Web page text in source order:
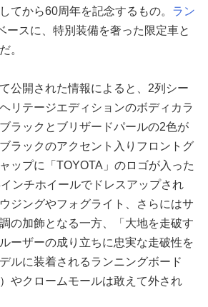
てから60周年を記念するもの。 ラン
ースに、特別装備を奢った限定車と
。
公開された情報によると、2列シー
リテージエディションのボディカラ
ラックとブリザードパールの2色が
ラックのアクセント入りフロントグ
ップに「TOYOTA」のロゴが入った
ンチホイールでドレスアップされ
ジングやフォグライト、さらにはサ
の加飾となる一方、「大地を走破す
ーザーの成り立ちに忠実な走破性を
ルに装着されるランニングボード
やクロームモールは敢えて外され